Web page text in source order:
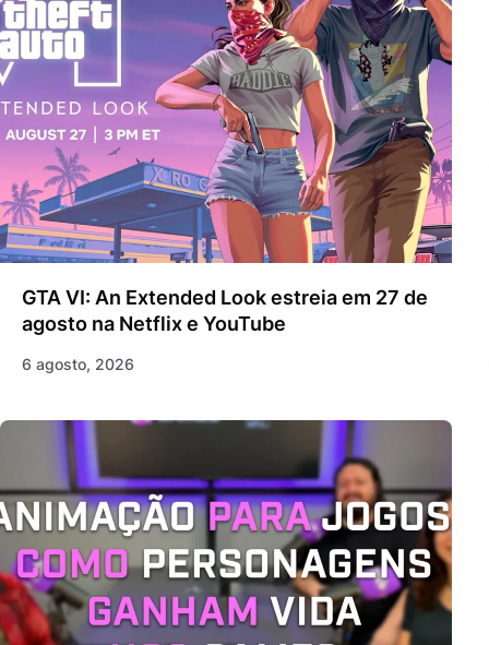
GTA VI: An Extended Look estreia em 27 de
agosto na Netflix e YouTube
6 agosto, 2026